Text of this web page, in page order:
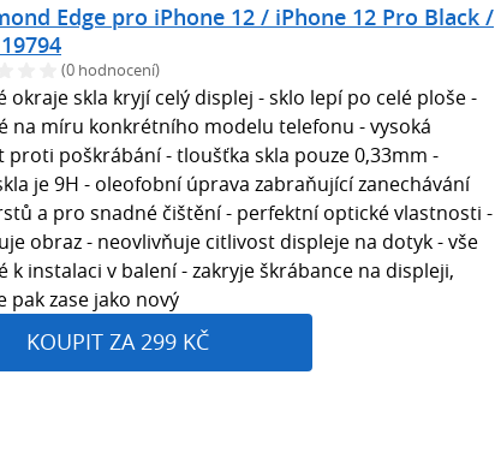
Edge pro iPhone 12 / iPhone 12 Pro Black /
(0 hodnocení)
okraje skla kryjí celý displej - sklo lepí po celé ploše -
na míru konkrétního modelu telefonu - vysoká
proti poškrábání - tloušťka skla pouze 0,33mm -
je 9H - oleofobní úprava zabraňující zanechávání
a pro snadné čištění - perfektní optické vlastnosti -
obraz - neovlivňuje citlivost displeje na dotyk - vše
k instalaci v balení - zakryje škrábance na displeji,
pak zase jako nový
KOUPIT ZA 299 KČ